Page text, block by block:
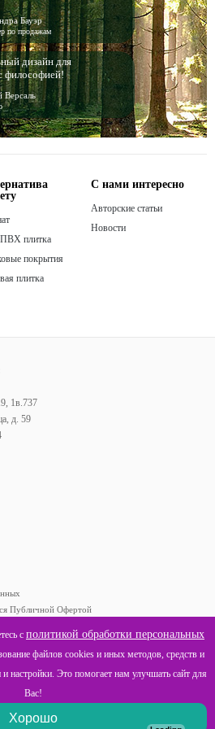
Бауэр
по продажам
дизайн для
философией!
Версаль
плитка
покрытия
плитка
С нами интересно
Авторские статьи
Новости
1в.737
д. 59
Публичной Офертой
с политикой обработки персональных
файлов cookies и иных методов, средств и
и настройки. Это помогает нам улучшать сайт для
Вас!
Хорошо